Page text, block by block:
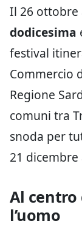
Il 26 ottobre
dodicesima
festival
Commercio
Regione
comuni tra
snoda per
21 dicembre
Al centro
l’uomo